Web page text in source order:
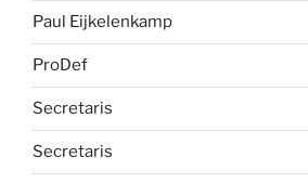
Paul Eijkelenkamp
ProDef
Secretaris
Secretaris